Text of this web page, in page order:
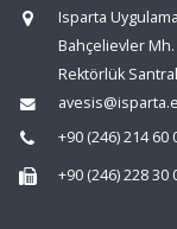
Isparta
Bahçelievler Mh.
Rektörlük Santral
+90 (246) 214 60
+90 (246) 228 30